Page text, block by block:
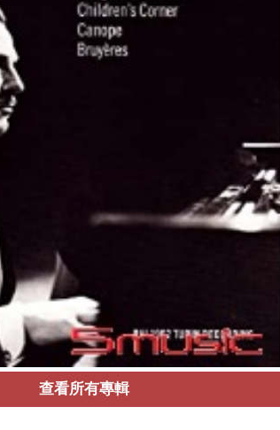
查看所有專輯